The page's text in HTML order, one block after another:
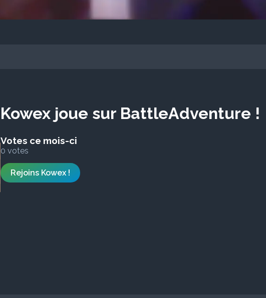
Kowex joue sur BattleAdventure !
Votes ce mois-ci
0 votes
Rejoins Kowex !